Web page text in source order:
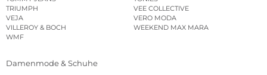
TRIUMPH
VEE COLLECTIVE
VEJA
VERO MODA
VILLEROY & BOCH
WEEKEND MAX MARA
WMF
Damenmode & Schuhe